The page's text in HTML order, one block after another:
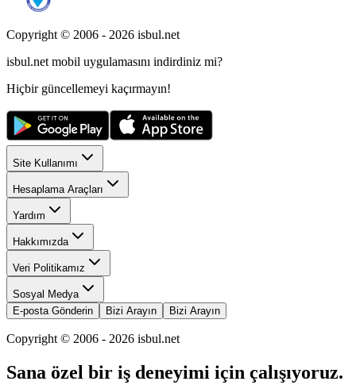
Copyright © 2006 - 2026 isbul.net
isbul.net mobil uygulamasını indirdiniz mi?
Hiçbir güncellemeyi kaçırmayın!
Site Kullanımı
Hesaplama Araçları
Yardım
Hakkımızda
Veri Politikamız
Sosyal Medya
E-posta Gönderin
Bizi Arayın Bizi Arayın
Copyright © 2006 - 2026 isbul.net
Sana özel bir iş deneyimi için çalışıyoruz.